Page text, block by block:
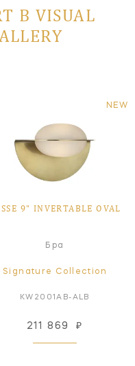
В VISUAL
NEW
9" INVERTABLE OVAL
Бра
Signature Collection
KW2001AB-ALB
211 869 ₽